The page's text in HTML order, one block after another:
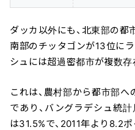
ダッカ以外にも、北東部の都
南部のチッタゴンが13位に
シュには超過密都市が複数存
これは、農村部から都市部
であり、バングラデシュ統
は31.5%で、2011年より8.2